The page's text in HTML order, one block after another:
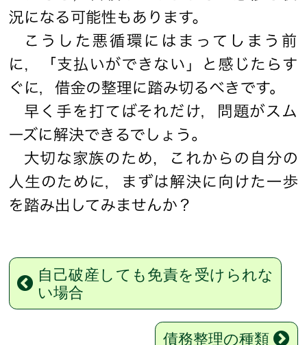
自己破産しても免責を受けられな
い場合
債務整理の種類